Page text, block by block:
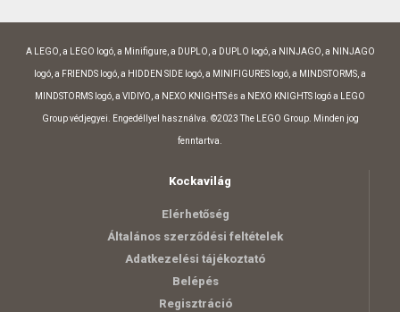
A LEGO, a LEGO logó, a Minifigure, a DUPLO, a DUPLO logó, a NINJAGO, a NINJAGO
logó, a FRIENDS logó, a HIDDEN SIDE logó, a MINIFIGURES logó, a MINDSTORMS, a
MINDSTORMS logó, a VIDIYO, a NEXO KNIGHTS és a NEXO KNIGHTS logó a LEGO
Group védjegyei. Engedéllyel használva. ©2023 The LEGO Group. Minden jog
fenntartva.
Kockavilág
Elérhetőség
Általános szerződési feltételek
Adatkezelési tájékoztató
Belépés
Regisztráció